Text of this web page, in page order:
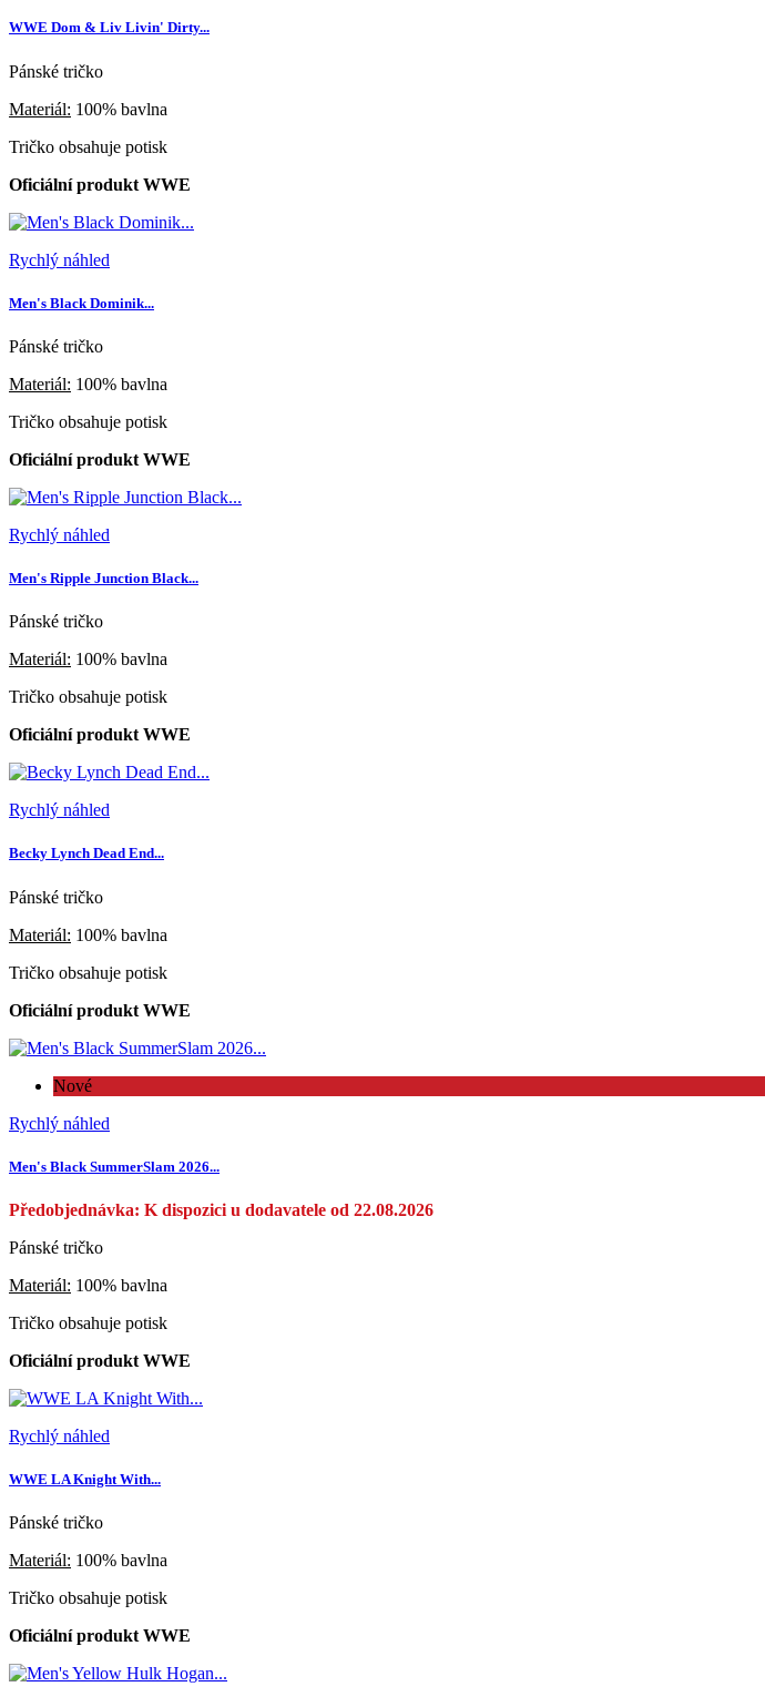
WWE Dom & Liv Livin' Dirty...
Pánské tričko
Materiál: 100% bavlna
Tričko obsahuje potisk
Oficiální produkt WWE
Rychlý náhled
Men's Black Dominik...
Pánské tričko
Materiál: 100% bavlna
Tričko obsahuje potisk
Oficiální produkt WWE
Rychlý náhled
Men's Ripple Junction Black...
Pánské tričko
Materiál: 100% bavlna
Tričko obsahuje potisk
Oficiální produkt WWE
Rychlý náhled
Becky Lynch Dead End...
Pánské tričko
Materiál: 100% bavlna
Tričko obsahuje potisk
Oficiální produkt WWE
Nové
Rychlý náhled
Men's Black SummerSlam 2026...
Předobjednávka: K dispozici u dodavatele od 22.08.2026
Pánské tričko
Materiál: 100% bavlna
Tričko obsahuje potisk
Oficiální produkt WWE
Rychlý náhled
WWE LA Knight With...
Pánské tričko
Materiál: 100% bavlna
Tričko obsahuje potisk
Oficiální produkt WWE